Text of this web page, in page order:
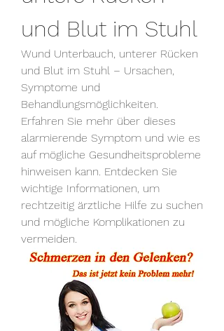
und Blut im Stuhl
Wund Unterbauch, unterer Rücken
und Blut im Stuhl – Ursachen,
Symptome und
Behandlungsmöglichkeiten.
Erfahren Sie mehr über dieses
alarmierende Symptom und wie es
auf mögliche Gesundheitsprobleme
hinweisen kann. Entdecken Sie
wichtige Informationen, um
rechtzeitig ärztliche Hilfe zu suchen
und mögliche Komplikationen zu
vermeiden.